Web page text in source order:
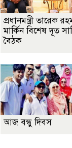
প্রধানমন্ত্রী তারেক
মার্কিন বিশেষ দূত
বৈঠক
আজ বন্ধু দিবস